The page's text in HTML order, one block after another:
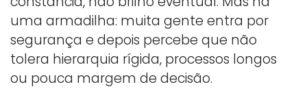
uma armadilha: muita gente entra por
segurança e depois percebe que não
tolera hierarquia rígida, processos longos
ou pouca margem de decisão.